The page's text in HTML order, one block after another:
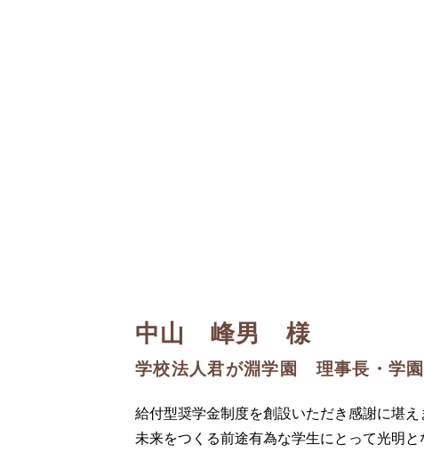
中山 峰男 様
学校法人君が淵学園 理事長・学
給付型奨学金制度を創設いただき感謝に堪え
未来をつくる前途有為な学生にとって光明と